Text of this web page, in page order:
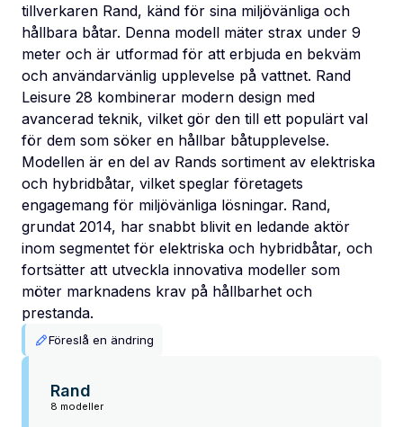
tillverkaren Rand, känd för sina miljövänliga och
hållbara båtar. Denna modell mäter strax under 9
meter och är utformad för att erbjuda en bekväm
och användarvänlig upplevelse på vattnet. Rand
Leisure 28 kombinerar modern design med
avancerad teknik, vilket gör den till ett populärt val
för dem som söker en hållbar båtupplevelse.
Modellen är en del av Rands sortiment av elektriska
och hybridbåtar, vilket speglar företagets
engagemang för miljövänliga lösningar. Rand,
grundat 2014, har snabbt blivit en ledande aktör
inom segmentet för elektriska och hybridbåtar, och
fortsätter att utveckla innovativa modeller som
möter marknadens krav på hållbarhet och
prestanda.
Föreslå en ändring
Rand
8 modeller